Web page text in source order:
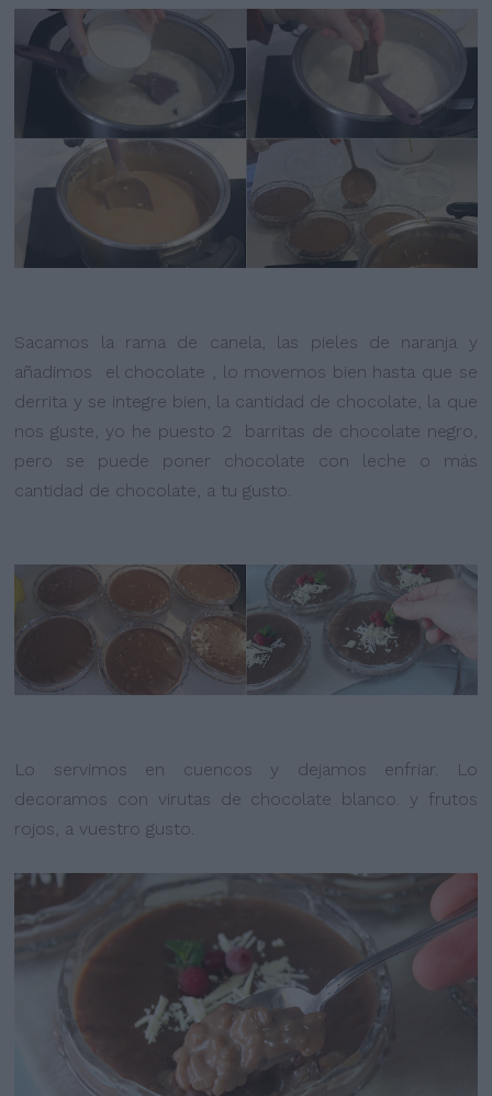
Sacamos la rama de canela, las pieles de naranja y
añadimos el chocolate , lo movemos bien hasta que se
derrita y se integre bien, la cantidad de chocolate, la que
nos guste, yo he puesto 2 barritas de chocolate negro,
pero se puede poner chocolate con leche o más
cantidad de chocolate, a tu gusto.
Lo servimos en cuencos y dejamos enfriar. Lo
decoramos con virutas de chocolate blanco. y frutos
rojos, a vuestro gusto.